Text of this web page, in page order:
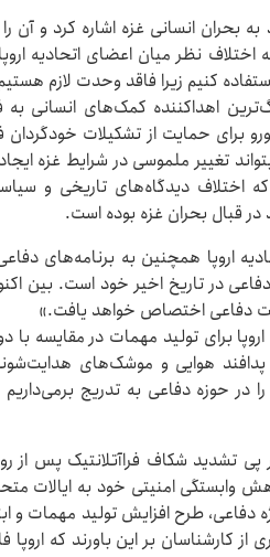
بحران انسانی غزه اشاره کرد و آن
نظر میان اعضای اتحادیه
کنیم زیرا فاقد وحدت لازم
اهداکننده کمک‌های
برای حمایت از تشکیلات
تغییر ملموسی در شرایط غزه
در قبال بحران غزه بوده است.
اروپا همچنین به برنامه‌های
دفاعی اختصاص خواهد یافت.»
اروپا برای تولید مهمات در
هوایی و موشک‌های
در حوزه دفاعی به تدریج
پی تشدید شکاف فراآتلانتیک پس از
وابستگی امنیتی خود به ایالات
دفاعی، طرح افزایش تولید مهمات
از کارشناسان بر این باورند که